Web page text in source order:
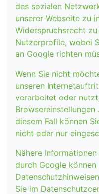
des sozialen
unserer Webseite zu
Widerspruchsrecht
Nutzerprofile, wobei
an Google richten
Wenn Sie nicht
unseren
verarbeitet oder
diesem Fall können
nicht oder nur
Nähere
durch Google
Sie im